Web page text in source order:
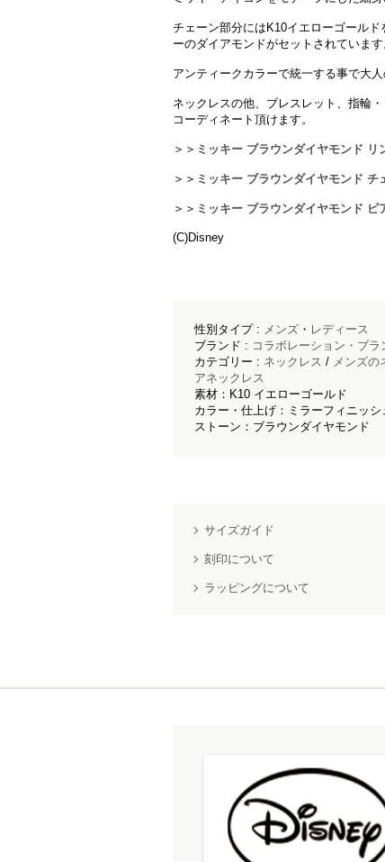
チェーン部分にはK10イエローゴール
ーのダイアモンドがセットされています
アンティークカラーで統一する事で大
ネックレスの他、ブレスレット、指輪
コーディネート頂けます。
＞＞ミッキー ブラウンダイヤモンド
＞＞ミッキー ブラウンダイヤモンド
＞＞ミッキー ブラウンダイヤモンド
(C)Disney
性別タイプ : メンズ ・ レディース
ブランド : コラボレーション・ブラ
カテゴリー : ネックレス / メンズの
アネックレス
素材：K10 イエローゴールド
カラー・仕上げ：ミラーフィニッシ
ストーン：ブラウンダイヤモンド
サイズガイド
刻印について
ラッピングについて